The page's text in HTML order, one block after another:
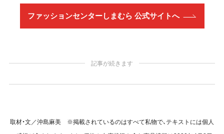
ファッションセンターしまむら 公式サイトへ
記事が続きます
取材・文／沖島麻美 ※掲載されているのはすべて私物で、テキストには個人